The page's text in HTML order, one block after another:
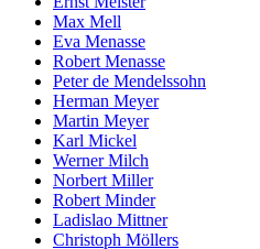
Max Mell
Eva Menasse
Robert Menasse
Peter de Mendelssohn
Herman Meyer
Martin Meyer
Karl Mickel
Werner Milch
Norbert Miller
Robert Minder
Ladislao Mittner
Christoph Möllers